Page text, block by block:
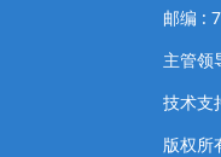
邮编 :
主管
技术支
版权